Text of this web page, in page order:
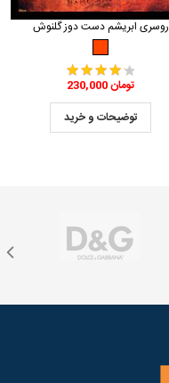
روسری ابریشم دست دوز گلنوش
230,000 تومان
توضیحات و خرید